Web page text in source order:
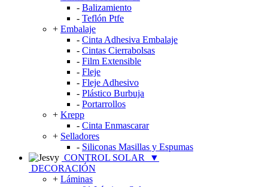
- Balizamiento
- Teflón Ptfe
+ Embalaje
- Cinta Adhesiva Embalaje
- Cintas Cierrabolsas
- Film Extensible
- Fleje
- Fleje Adhesivo
- Plástico Burbuja
- Portarrollos
+ Krepp
- Cinta Enmascarar
+ Selladores
- Siliconas Masillas y Espumas
CONTROL SOLAR
▼
DECORACIÓN
+ Láminas